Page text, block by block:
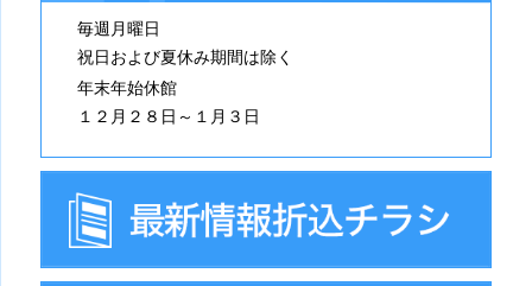
毎週月曜日
祝日および夏休み期間は除く
年末年始休館
１２月２８日～１月３日